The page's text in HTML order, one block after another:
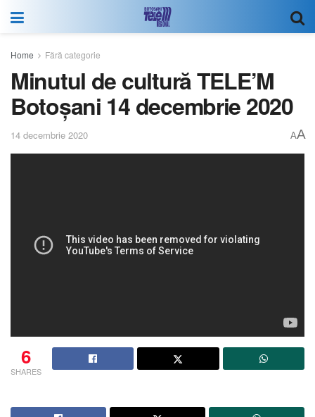
Home Fără categorie
Minutul de cultură TELE’M
Botoșani 14 decembrie 2020
14 decembrie 2020 AA
6
SHARES